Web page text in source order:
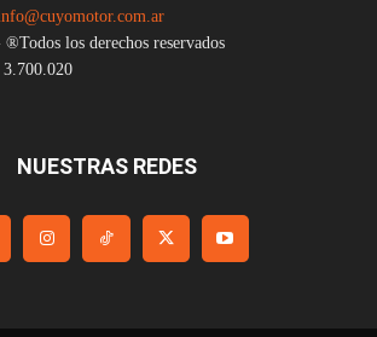
los derechos reservados
NUESTRAS REDES